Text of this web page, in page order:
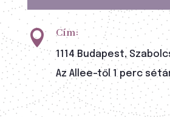
 Cím:
1114 Budapest,
Az Allee-től 1 perc